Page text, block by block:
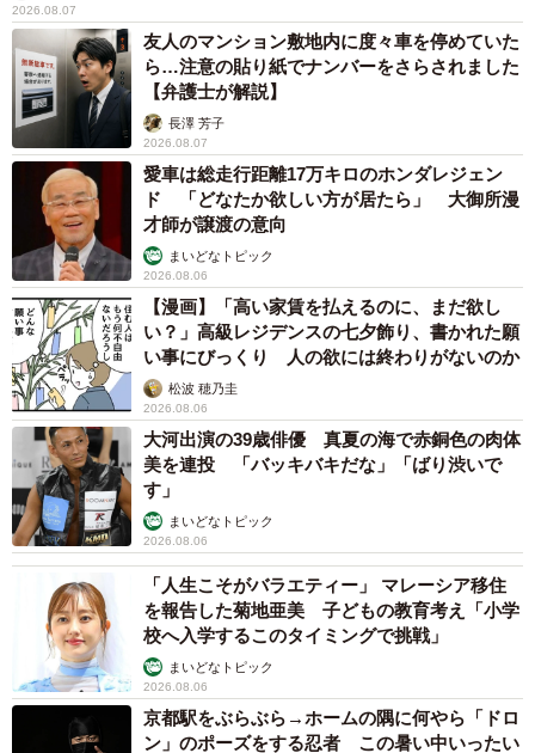
2026.08.07
友人のマンション敷地内に度々車を停めていた
ら…注意の貼り紙でナンバーをさらされました
【弁護士が解説】
長澤 芳子
2026.08.07
愛車は総走行距離17万キロのホンダレジェン
ド 「どなたか欲しい方が居たら」 大御所漫
才師が譲渡の意向
まいどなトピック
2026.08.06
【漫画】「高い家賃を払えるのに、まだ欲し
い？」高級レジデンスの七夕飾り、書かれた願
い事にびっくり 人の欲には終わりがないのか
松波 穂乃圭
2026.08.06
大河出演の39歳俳優 真夏の海で赤銅色の肉体
美を連投 「バッキバキだな」「ばり渋いで
す」
まいどなトピック
2026.08.06
「人生こそがバラエティー」 マレーシア移住
を報告した菊地亜美 子どもの教育考え「小学
校へ入学するこのタイミングで挑戦」
まいどなトピック
2026.08.06
京都駅をぶらぶら→ホームの隅に何やら「ドロ
ン」のポーズをする忍者 この暑い中いったい